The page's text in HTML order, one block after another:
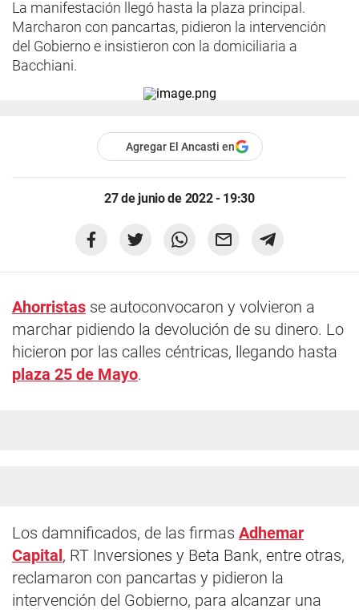
La manifestación llegó hasta la plaza principal.
Marcharon con pancartas, pidieron la intervención
del Gobierno e insistieron con la domiciliaria a
Bacchiani.
Agregar El Ancasti en
27 de junio de 2022 - 19:30
Ahorristas se autoconvocaron y volvieron a
marchar pidiendo la devolución de su dinero. Lo
hicieron por las calles céntricas, llegando hasta
plaza 25 de Mayo.
Los damnificados, de las firmas Adhemar
Capital , RT Inversiones y Beta Bank, entre otras,
reclamaron con pancartas y pidieron la
intervención del Gobierno, para alcanzar una